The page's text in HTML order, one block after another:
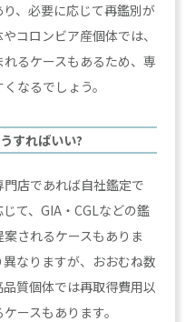
、必要に応じて再鑑別が
コロンビア産個体では、
るケースもあるため、専
なるでしょう。
すればいい?
店であれば自社鑑定で
て、GIA・CGLなどの鑑
されるケースもありま
なりますが、おおむね数
質個体では再取得費用以
ースもあります。